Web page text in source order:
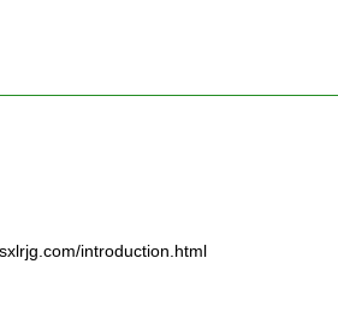
introduction.html